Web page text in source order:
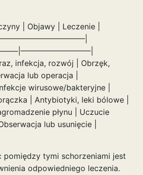
| Objawy | Leczenie |
infekcja, rozwój | Obrzęk,
lub operacja |
wirusowe/bakteryjne |
| Antybiotyki, leki bólowe |
płynu | Uczucie
lub usunięcie |
pomiędzy tymi schorzeniami jest
odpowiedniego leczenia.